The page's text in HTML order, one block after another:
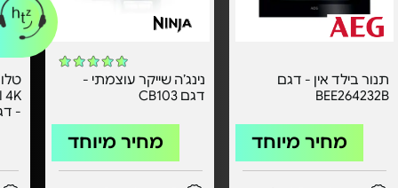
תנור בילד אין - דגם
BEE264232B
מחיר מיוחד
נינג’ה שייקר עוצמתי -
דגם CB103
מחיר מיוחד